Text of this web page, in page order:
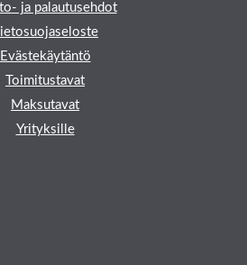
ja palautusehdot
Evästekäytäntö
Toimitustavat
Maksutavat
Yrityksille